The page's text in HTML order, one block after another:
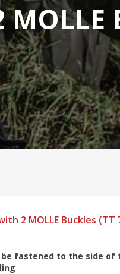
2 MOLLE Buckles (TT
fastened to the side of